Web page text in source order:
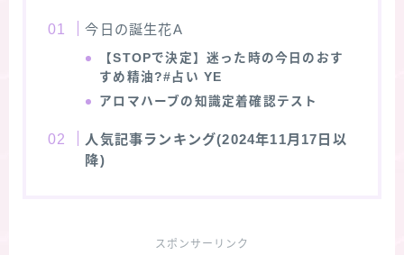
今日の誕生花A
【STOPで決定】迷った時の今日のおす
すめ精油?#占い YE
アロマハーブの知識定着確認テスト
人気記事ランキング(2024年11月17日以
降)
スポンサーリンク